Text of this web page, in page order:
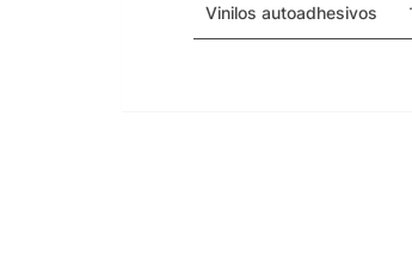
vinilos autoadhesivos